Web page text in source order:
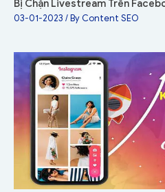
Bị Chặn Livestream Trên
03-01-2023 / By Content SEO